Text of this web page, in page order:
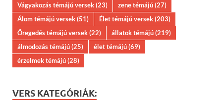
Vágyakozás témájú versek(23) zene témájú(27)
Álom témájú versek(51) Élet témájú versek(203)
Öregedés témájú versek(22) állatok témájú(219)
álmodozás témájú(25) élet témájú(69)
érzelmek témájú(28)
VERS KATEGÓRIÁK: